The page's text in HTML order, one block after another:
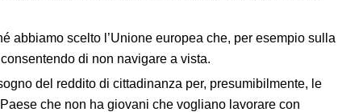
abbiamo scelto l’Unione europea che, per esempio sulla
di non navigare a vista.
del reddito di cittadinanza per, presumibilmente, le
che non ha giovani che vogliano lavorare con